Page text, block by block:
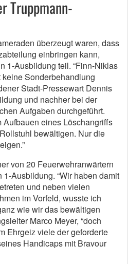
Truppmann-
überzeugt waren, dass
einbringen kann,
1-Ausbildung teil. “Finn-Niklas
Sonderbehandlung
Stadt-Pressewart Dennis
und nachher bei der
Aufgaben durchgeführt.
Aufbauen eines Löschangriffs
bewältigen. Nur die
von 20 Feuerwehranwärtern
Ausbildung. “Wir haben damit
und neben vielen
im Vorfeld, wusste ich
wie wir das bewältigen
Marco Meyer, “doch
Ehrgeiz viele der geforderte
Handicaps mit Bravour